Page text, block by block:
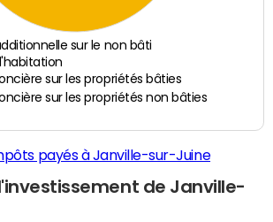
sur le non bâti
sur les propriétés bâties
sur les propriétés non bâties
payés à Janville-sur-Juine
de Janville-